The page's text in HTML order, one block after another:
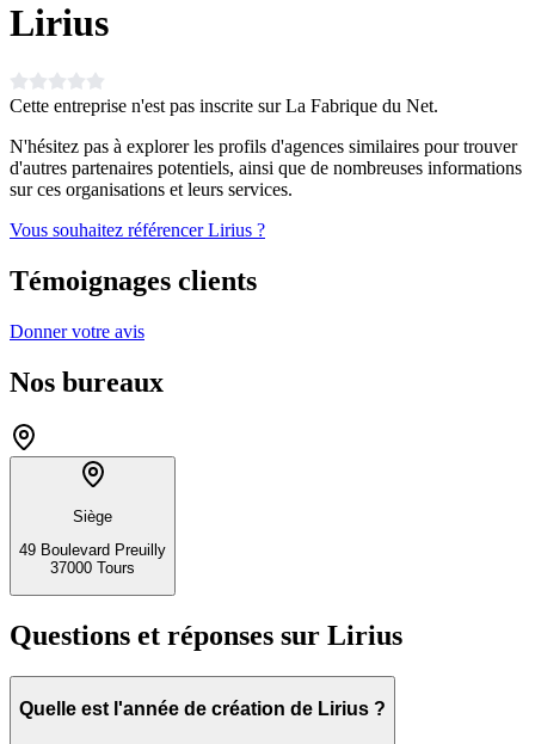
Lirius
Cette entreprise n'est pas inscrite sur La Fabrique du Net.
N'hésitez pas à explorer les profils d'agences similaires pour trouver
d'autres partenaires potentiels, ainsi que de nombreuses informations
sur ces organisations et leurs services.
Vous souhaitez référencer Lirius ?
Témoignages clients
Donner votre avis
Nos bureaux
Siège
49 Boulevard Preuilly
37000 Tours
Questions et réponses sur Lirius
Quelle est l'année de création de Lirius ?